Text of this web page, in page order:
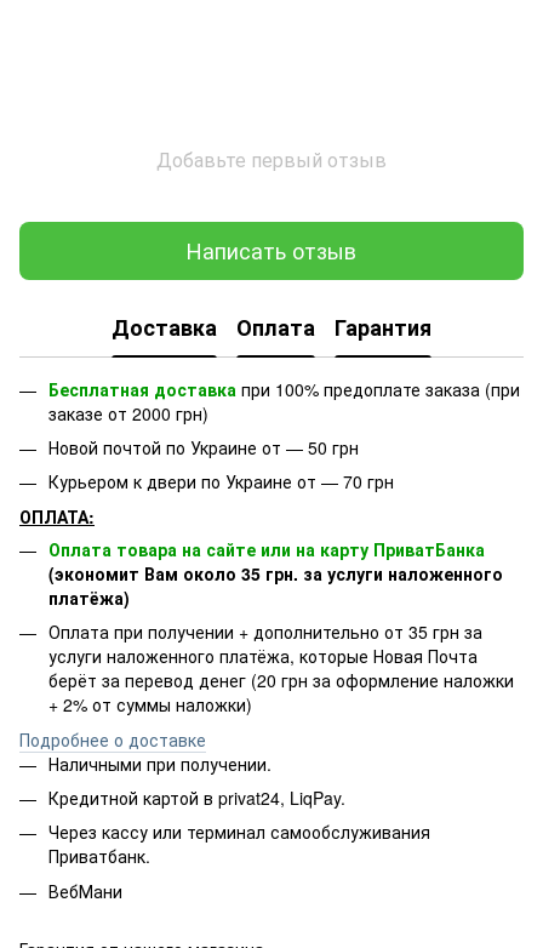
Добавьте первый отзыв
Написать отзыв
Доставка Оплата Гарантия
Бесплатная доставка при 100% предоплате заказа (при
заказе от 2000 грн)
Новой почтой по Украине от — 50 грн
Курьером к двери по Украине от — 70 грн
ОПЛАТА:
Оплата товара на сайте или на карту ПриватБанка
(экономит Вам около 35 грн. за услуги наложенного
платёжа)
Оплата при получении + дополнительно от 35 грн за
услуги наложенного платёжа, которые Новая Почта
берёт за перевод денег (20 грн за оформление наложки
+ 2% от суммы наложки)
Подробнее о доставке
Наличными при получении.
Кредитной картой в privat24, LiqPay.
Через кассу или терминал самообслуживания
Приватбанк.
ВебМани